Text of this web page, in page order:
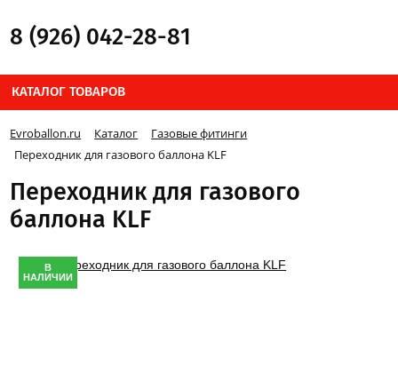
8 (926) 042-28-81
КАТАЛОГ ТОВАРОВ
Evroballon.ru Каталог
Газовые фитинги
Переходник для газового баллона KLF
Переходник для газового
баллона KLF
В
НАЛИЧИИ